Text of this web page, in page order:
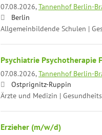
07.08.2026,Tannenhof Berlin-
Berlin
Allgemeinbildende Schulen |
Psychiatrie
07.08.2026,Tannenhof Berlin-
Ostprignitz-Ruppin
Ärzte und Medizin |
Erzieher (m/w/d)